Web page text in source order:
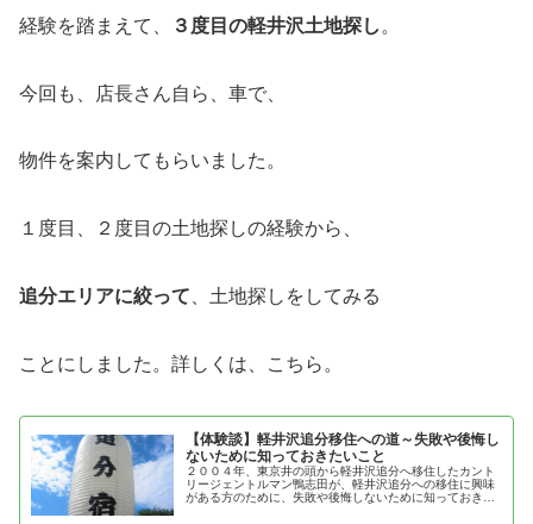
経験を踏まえて、 ３度目の軽井沢土地探し 。
今回も、店長さん自ら、車で、
物件を案内してもらいました。
１度目、２度目の土地探しの経験から、
追分エリアに絞って 、土地探しをしてみる
ことにしました。詳しくは、こちら。
【体験談】軽井沢追分移住への道～失敗や後悔し
ないために知っておきたいこと
２００４年、東京井の頭から軽井沢追分へ移住したカント
リージェントルマン鴨志田が、軽井沢追分への移住に興味
がある方のために、失敗や後悔しないために知っておきた